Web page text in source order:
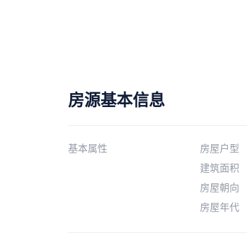
房源基本信息
基本属性 房屋户型
建筑面积
房屋朝向
房屋年代